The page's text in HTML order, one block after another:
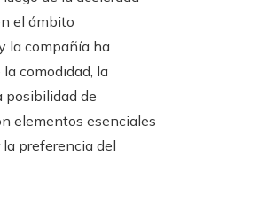
el ámbito
la compañía ha
comodidad, la
posibilidad de
elementos esenciales
preferencia del